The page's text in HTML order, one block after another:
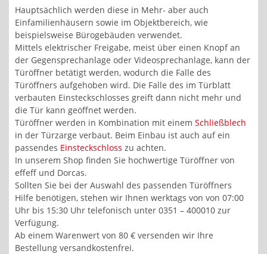
Hauptsächlich werden diese in Mehr- aber auch
Einfamilienhäusern sowie im Objektbereich, wie
beispielsweise Bürogebäuden verwendet.
Mittels elektrischer Freigabe, meist über einen Knopf an
der Gegensprechanlage oder Videosprechanlage, kann der
Türöffner betätigt werden, wodurch die Falle des
Türöffners aufgehoben wird. Die Falle des im Türblatt
verbauten Einsteckschlosses greift dann nicht mehr und
die Tür kann geöffnet werden.
Türöffner werden in Kombination mit einem Schließblech
in der Türzarge verbaut. Beim Einbau ist auch auf ein
passendes Einsteckschloss zu achten.
In unserem Shop finden Sie hochwertige Türöffner von
effeff und Dorcas.
Sollten Sie bei der Auswahl des passenden Türöffners
Hilfe benötigen, stehen wir Ihnen werktags von von 07:00
Uhr bis 15:30 Uhr telefonisch unter 0351 – 400010 zur
Verfügung.
Ab einem Warenwert von 80 € versenden wir Ihre
Bestellung versandkostenfrei.